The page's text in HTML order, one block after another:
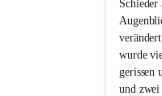
.
M
a
g
d
a
wurde
gerissen
und